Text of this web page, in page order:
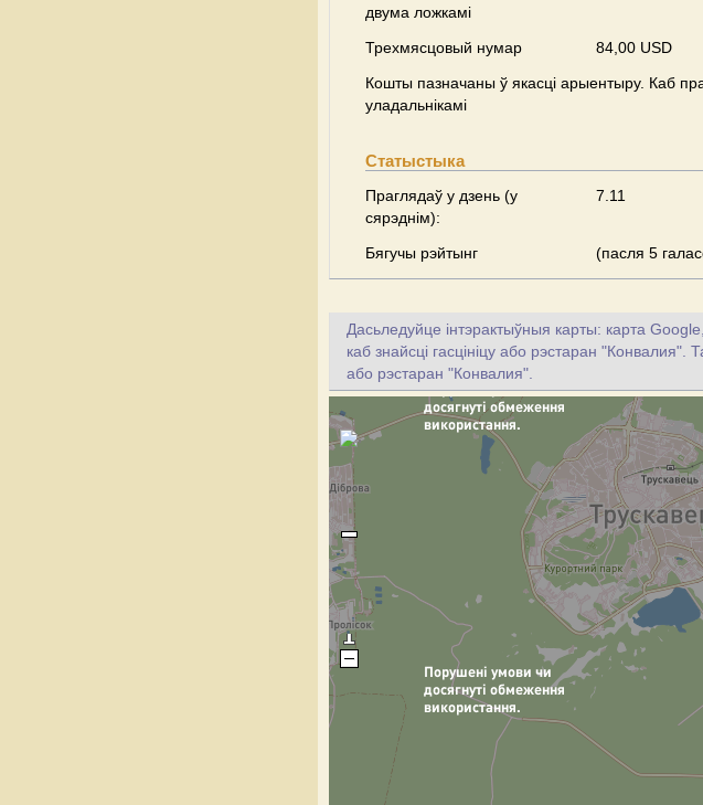
двума ложкамі
Трехмясцовый нумар
84,00 USD
Кошты пазначаны ў якасці арыентыру. Каб
уладальнікамі
Статыстыка
Праглядаў у дзень (у
сярэднім):
7.11
Бягучы рэйтынг (пасля 5
Дасьледуйце інтэрактыўныя карты: карта
каб знайсці гасцініцу або рэстаран "Конвалия".
або рэстаран "Конвалия".